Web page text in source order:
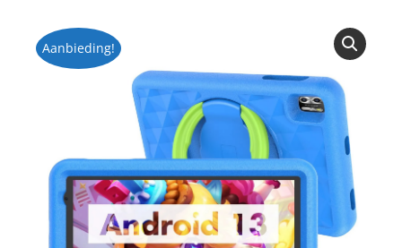
Aanbieding!